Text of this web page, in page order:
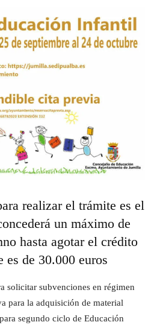
realizar el trámite es el
un máximo de
hasta agotar el crédito
es de 30.000 euros
solicitar subvenciones en régimen
para la adquisición de material
segundo ciclo de Educación